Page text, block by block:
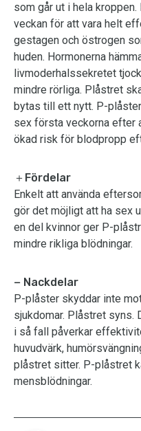
som går ut i hela
veckan för att vara helt
gestagen och östrogen
huden. Hormonerna
livmoderhalssekretet
mindre rörliga. Plåstret
bytas till ett nytt. P-
sex första veckorna efter
ökad risk för blodpropp
＋Fördelar
Enkelt att använda
gör det möjligt att ha sex
en del kvinnor ger P-
mindre rikliga blödningar.
− Nackdelar
P-plåster skyddar inte
sjukdomar. Plåstret syns.
i så fall påverkar
huvudvärk,
plåstret sitter. P-plåstret
mensblödningar.